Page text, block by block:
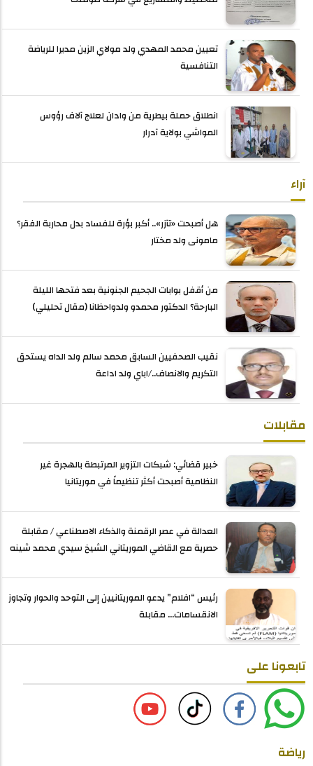
تعيين محمد المهدي ولد مولاي الزين مديرا للرياضة
التنافسية
انطلاق حملة بيطرية من وادان لعلاج آلاف رؤوس
المواشي بولاية آدرار
آراء
هل أصبحت «تآزر».. أكبر بؤرة للفساد بدل محاربة الفقر؟
مامونى ولد مختار
من أقفل بوابات الجحيم الجنونية بعد فتحها الليلة
البارحة؟ الدكتور محمدو ولدواحظانا (مقال تحليلي)
نقيب الصحفيين السابق محمد سالم ولد الداه يستحق
التكريم والانصاف../اباي ولد اداعة
مقابلات
خبير قضائي: شبكات التزوير المرتبطة بالهجرة غير
النظامية أصبحت أكثر تنظيماً في موريتانيا
العدالة في عصر الرقمنة والذكاء الاصطناعي / مقابلة
حصرية مع القاضي الموريتاني الشيخ سيدي محمد شينه
رئيس “افلام” يدعو الموريتانيين إلى التوحد والحوار وتجاوز
الانقسامات... مقابلة
تابعونا على
رياضة